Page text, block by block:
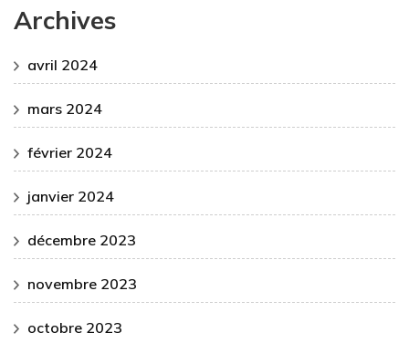
Archives
avril 2024
mars 2024
février 2024
janvier 2024
décembre 2023
novembre 2023
octobre 2023